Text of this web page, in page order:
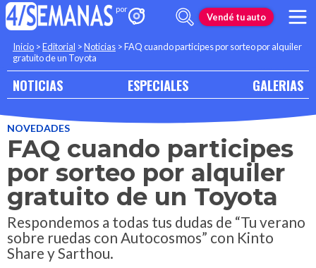
Vendé tu auto
Inicio >Editorial >Noticias >FAQ cuando participes por sorteo por alquiler
gratuito de un Toyota
NOTICIAS ESPECIALES GALERIAS
NOVEDADES
FAQ cuando participes
por sorteo por alquiler
gratuito de un Toyota
Respondemos a todas tus dudas de “Tu verano
sobre ruedas con Autocosmos” con Kinto
Share y Sarthou.